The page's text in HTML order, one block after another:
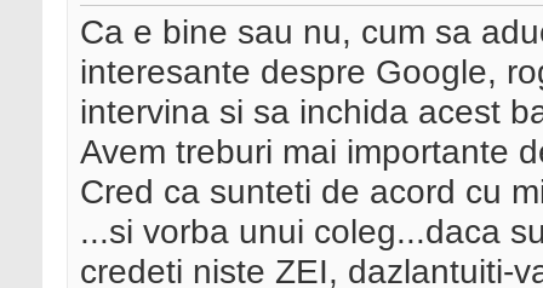
Ca e bine sau nu, cum sa
interesante despre Google,
intervina si sa inchida acest
Avem treburi mai importante
Cred ca sunteti de acord cu
...si vorba unui coleg...daca
credeti niste ZEI, dazlantuiti-